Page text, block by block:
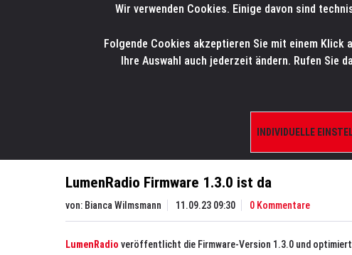
HOME PRODUKTE/
LumenRadio Firmware 1.3.0 ist da
von: Bianca Wilmsmann 11.09.23 09:30 0 Kommentare
LumenRadio veröffentlicht die Firmware-Version 1.3.0 und
Wir verwenden Cookies. Einige davon sind
Folgende Cookies akzeptieren Sie mit einem Klick
Ihre Auswahl auch jederzeit ändern. Rufen Sie
INDIVIDUELLE